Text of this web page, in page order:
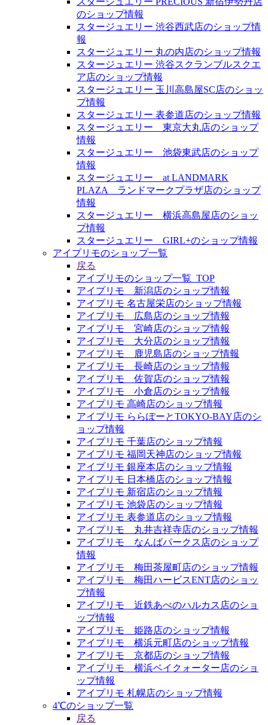
のショップ情報
スタージュエリー 渋谷西武店のショップ情
報
スタージュエリー 丸の内店のショップ情報
スタージュエリー 渋谷スクランブルスクエ
ア店のショップ情報
スタージュエリー 玉川高島屋SC店のショッ
プ情報
スタージュエリー 表参道店のショップ情報
スタージュエリー 東京大丸店のショップ
情報
スタージュエリー 池袋東武店のショップ
情報
スタージュエリー at LANDMARK
PLAZA ランドマークプラザ店のショップ
情報
スタージュエリー 横浜高島屋店のショッ
プ情報
スタージュエリー GIRL+のショップ情報
アイプリモのショップ一覧
戻る
アイプリモのショップ一覧_TOP
アイプリモ 新潟店のショップ情報
アイプリモ 名古屋栄店のショップ情報
アイプリモ 広島店のショップ情報
アイプリモ 宮崎店のショップ情報
アイプリモ 大分店のショップ情報
アイプリモ 鹿児島店のショップ情報
アイプリモ 長崎店のショップ情報
アイプリモ 佐賀店のショップ情報
アイプリモ 小倉店のショップ情報
アイプリモ 高崎店のショップ情報
アイプリモ ららぽーとTOKYO-BAY店のシ
ョップ情報
アイプリモ 千葉店のショップ情報
アイプリモ 福岡天神店のショップ情報
アイプリモ 銀座本店のショップ情報
アイプリモ 日本橋店のショップ情報
アイプリモ 新宿店のショップ情報
アイプリモ 池袋店のショップ情報
アイプリモ 表参道店のショップ情報
アイプリモ 丸井吉祥寺店のショップ情報
アイプリモ なんばパークス店のショップ
情報
アイプリモ 梅田茶屋町店のショップ情報
アイプリモ 梅田ハービスENT店のショッ
プ情報
アイプリモ 近鉄あべのハルカス店のショ
ップ情報
アイプリモ 姫路店のショップ情報
アイプリモ 横浜元町店のショップ情報
アイプリモ 京都店のショップ情報
アイプリモ 横浜ベイクォーター店のショ
ップ情報
アイプリモ 札幌店のショップ情報
4℃のショップ一覧
戻る